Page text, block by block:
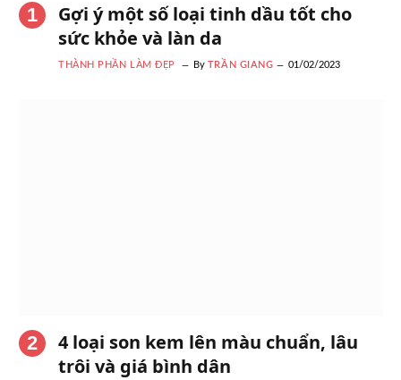
Gợi ý một số loại tinh dầu tốt cho
sức khỏe và làn da
THÀNH PHẦN LÀM ĐẸP By TRẦN GIANG 01/02/2023
4 loại son kem lên màu chuẩn, lâu
trôi và giá bình dân